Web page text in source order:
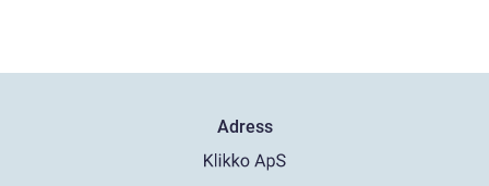
Adress